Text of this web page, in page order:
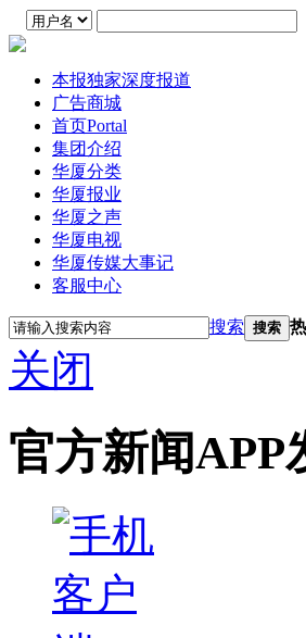
本报独家深度报道
广告商城
首页Portal
集团介绍
华厦分类
华厦报业
华厦之声
华厦电视
华厦传媒大事记
客服中心
搜索 搜索
关闭
官方新闻APP